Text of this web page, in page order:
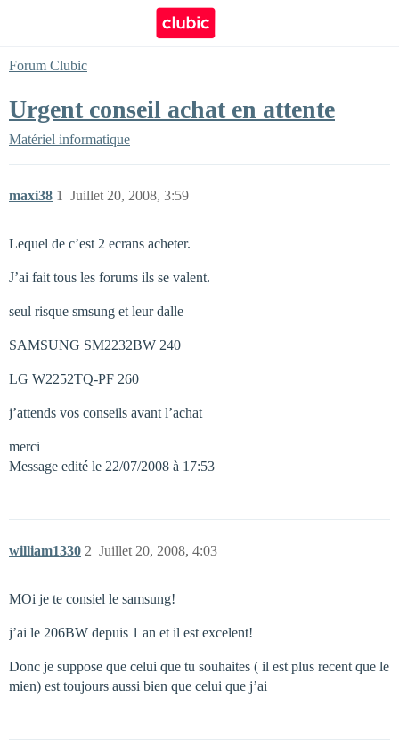
Forum Clubic
Urgent conseil achat en attente
Matériel informatique
maxi38 Juillet 20, 2008, 3:59
1
Lequel de c’est 2 ecrans acheter.
J’ai fait tous les forums ils se valent.
seul risque smsung et leur dalle
SAMSUNG SM2232BW 240
LG W2252TQ-PF 260
j’attends vos conseils avant l’achat
merci
Message edité le 22/07/2008 à 17:53
william1330 Juillet 20, 2008, 4:03
2
MOi je te consiel le samsung!
j’ai le 206BW depuis 1 an et il est excelent!
Donc je suppose que celui que tu souhaites ( il est plus recent que le
mien) est toujours aussi bien que celui que j’ai